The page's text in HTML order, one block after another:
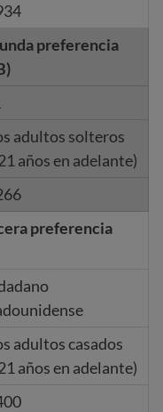
preferencia
adultos solteros
años en adelante)
preferencia
adultos casados
años en adelante)